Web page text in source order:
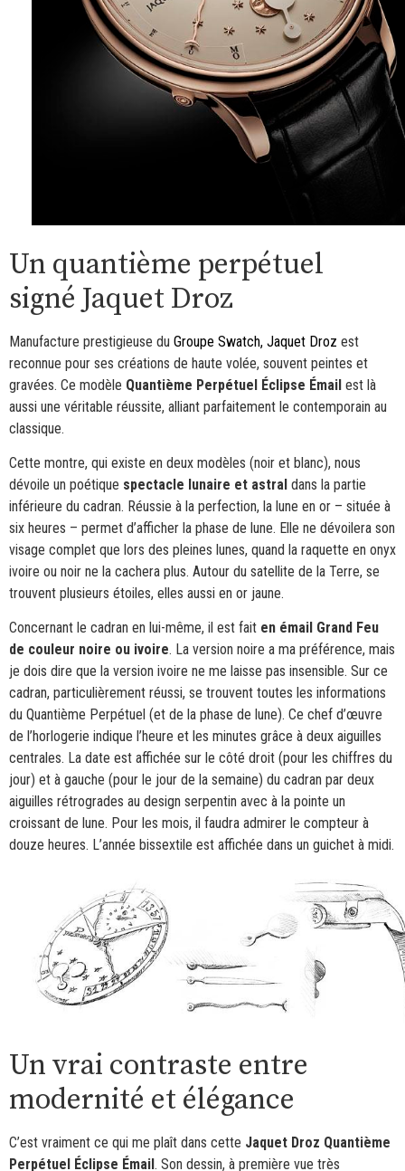
Un quantième perpétuel
signé Jaquet Droz
Manufacture prestigieuse du Groupe Swatch, Jaquet Droz est
reconnue pour ses créations de haute volée, souvent peintes et
gravées. Ce modèle Quantième Perpétuel Éclipse Émail est là
aussi une véritable réussite, alliant parfaitement le contemporain au
classique.
Cette montre, qui existe en deux modèles (noir et blanc), nous
dévoile un poétique spectacle lunaire et astral dans la partie
inférieure du cadran. Réussie à la perfection, la lune en or – située à
six heures – permet d’afficher la phase de lune. Elle ne dévoilera son
visage complet que lors des pleines lunes, quand la raquette en onyx
ivoire ou noir ne la cachera plus. Autour du satellite de la Terre, se
trouvent plusieurs étoiles, elles aussi en or jaune.
Concernant le cadran en lui-même, il est fait en émail Grand Feu
de couleur noire ou ivoire. La version noire a ma préférence, mais
je dois dire que la version ivoire ne me laisse pas insensible. Sur ce
cadran, particulièrement réussi, se trouvent toutes les informations
du Quantième Perpétuel (et de la phase de lune). Ce chef d’œuvre
de l’horlogerie indique l’heure et les minutes grâce à deux aiguilles
centrales. La date est affichée sur le côté droit (pour les chiffres du
jour) et à gauche (pour le jour de la semaine) du cadran par deux
aiguilles rétrogrades au design serpentin avec à la pointe un
croissant de lune. Pour les mois, il faudra admirer le compteur à
douze heures. L’année bissextile est affichée dans un guichet à midi.
Un vrai contraste entre
modernité et élégance
C’est vraiment ce qui me plaît dans cette Jaquet Droz Quantième
Perpétuel Éclipse Émail. Son dessin, à première vue très